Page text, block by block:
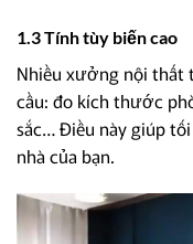
1.3 Tính tùy biến cao
Nhiều xưởng nội thất
cầu: đo kích thước
sắc… Điều này giúp
nhà của bạn.